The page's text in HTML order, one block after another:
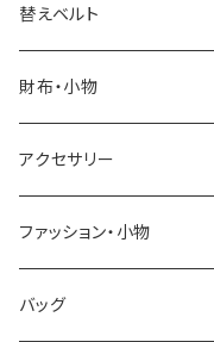
ELGIN
SALVATORE MARRA
CASIO
GRANDEUR
COGU
替えベルト
COACH
DANIEL WELLINGTON
LACOSTE
DIESEL
財布・小物
SONNE
DUCT
TRANSNUMBER
アクセサリー
GUCCI
TIFFANY&CO
ファッション・小物
DAKS
バッグ